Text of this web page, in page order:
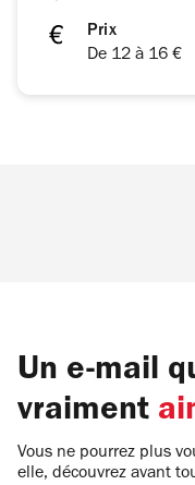
Prix
De 12 à 16 €
Un e-mail
vraiment
Vous ne pourrez plus
elle, découvrez avant